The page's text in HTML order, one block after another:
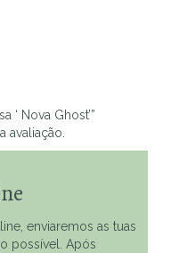
‘ Nova Ghost’”
avaliação.
enviaremos as tuas
possível. Após